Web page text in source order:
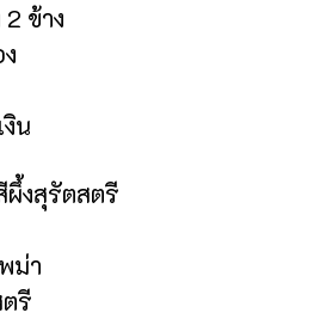
ข้าง
น
ผึ้งสุรัตสตรี
ม่า
รี